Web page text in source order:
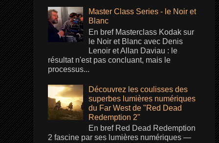
Master Class Series - le Noir et
Blanc
En bref Masterclass Kodak sur
le Noir et Blanc avec Denis
Lenoir et Allan Daviau : le
résultat n'est pas concluant, mais le
processus...
Découvrez les coulisses des
superbes lumières numériques
du Far West de "Red Dead
Redemption 2"
En bref Red Dead Redemption
2 fascine par ses lumières numériques —